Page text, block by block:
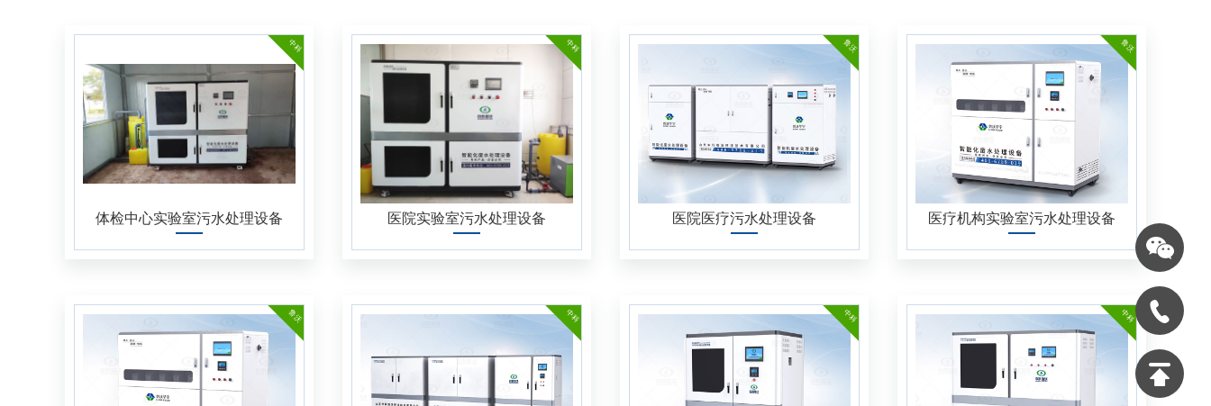
PCR实验室污水处理设备
疾控中心实验室污水处理设备
畜牧兽医实验室污水处理设备
核酸检测实验室污水处理设备
移动方舱实验室污水处理设备
大学实验室污水处理设备
化学实验室污水处理设备
食品药品检测实验室污水处理设备
研究院实验室污水处理设备
专科医院污水处理设备
手术室污水处理设备
化验室污水处理设备
检验科室污水处理设备
宠物医院污水处理设备
体检中心污水处理设备
血站污水处理设备
社区卫生院门诊污水处理设备
乡镇卫生院污水处理设备
医源性污水处理设备
中科
体检中心实验室污水处理设备
中科
医院实验室污水处理设备
鲁沃
医院医疗污水处理设备
鲁沃
医疗机构实验室污水处理设备
鲁沃 中科 中科 中科